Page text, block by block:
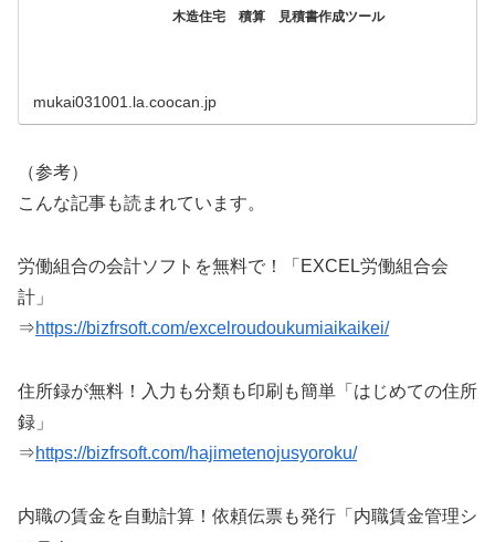
木造住宅 積算 見積書作成ツール
mukai031001.la.coocan.jp
（参考）
こんな記事も読まれています。
労働組合の会計ソフトを無料で！「EXCEL労働組合会
計」
⇒https://bizfrsoft.com/excelroudoukumiaikaikei/
住所録が無料！入力も分類も印刷も簡単「はじめての住所
録」
⇒https://bizfrsoft.com/hajimetenojusyoroku/
内職の賃金を自動計算！依頼伝票も発行「内職賃金管理シ